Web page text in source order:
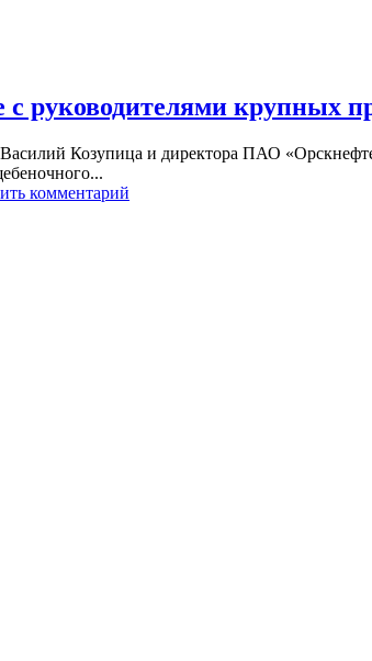
руководителями крупных
Козупица и директора ПАО
комментарий